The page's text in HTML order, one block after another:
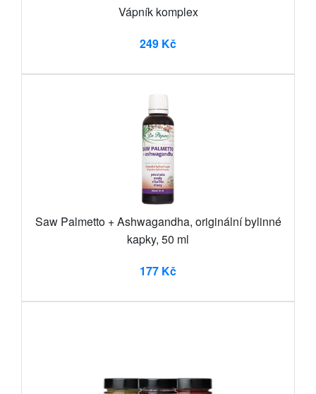
Vápník komplex
249 Kč
Saw Palmetto + Ashwagandha, originální bylinné
kapky, 50 ml
177 Kč